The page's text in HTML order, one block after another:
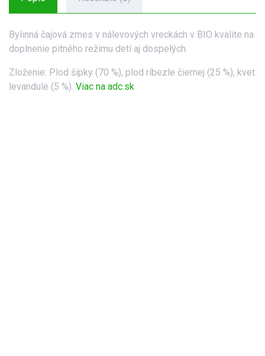
Bylinná čajová zmes v nálevových vreckách v BIO kvalite na
doplnenie pitného režimu detí aj dospelých.
Zloženie: Plod šípky (70 %), plod ríbezle čiernej (25 %), kvet
levandule (5 %). Viac na adc.sk